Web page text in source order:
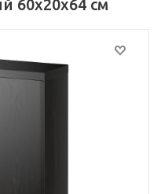
60x20x64 см